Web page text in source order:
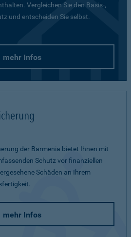
Vergleichen Sie den Basis-,
und entscheiden Sie selbst.
mehr Infos
der Barmenia bietet Ihnen mit
Schutz vor finanziellen
Schäden an Ihrem
mehr Infos